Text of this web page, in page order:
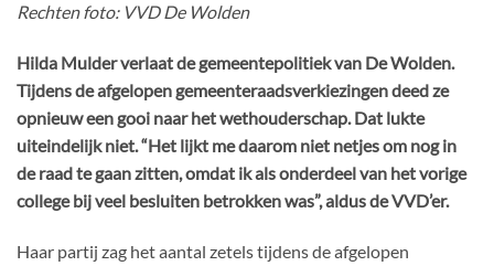
Rechten foto: VVD De Wolden
Hilda Mulder verlaat de gemeentepolitiek van De Wolden.
Tijdens de afgelopen gemeenteraadsverkiezingen deed ze
opnieuw een gooi naar het wethouderschap. Dat lukte
uiteindelijk niet. “Het lijkt me daarom niet netjes om nog in
de raad te gaan zitten, omdat ik als onderdeel van het vorige
college bij veel besluiten betrokken was”, aldus de VVD’er.
Haar partij zag het aantal zetels tijdens de afgelopen